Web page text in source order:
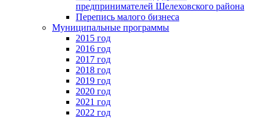
предпринимателей Шелеховского района
Перепись малого бизнеса
Муниципальные программы
2015 год
2016 год
2017 год
2018 год
2019 год
2020 год
2021 год
2022 год